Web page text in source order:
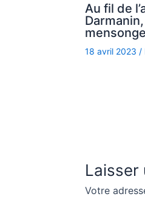
Au fil de
18 avril 2023 /
Laisser
Votre